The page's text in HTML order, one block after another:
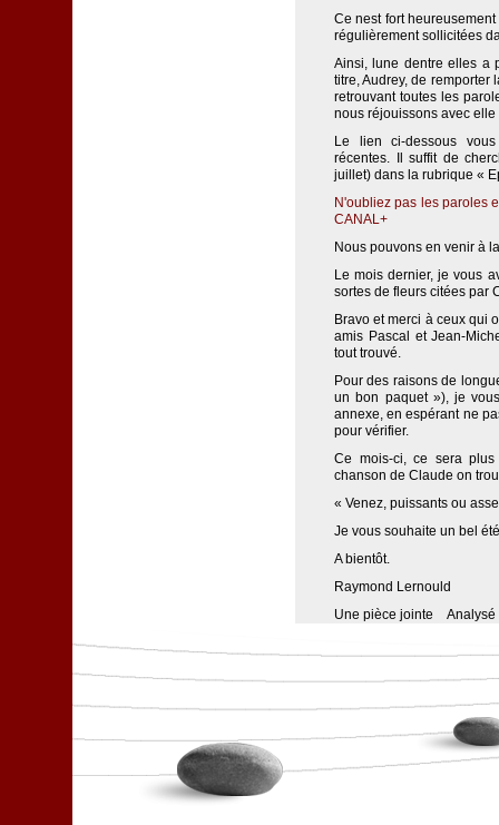
Ce nest fort
régulièrement sollicitées
Ainsi, lune dentre elles
titre, Audrey, de remporter
retrouvant toutes les
nous réjouissons avec
Le lien ci-dessous
récentes. Il suffit de
juillet) dans la rubrique «
N'oubliez pas les paroles
CANAL+
Nous pouvons en venir à
Le mois dernier, je vous
sortes de fleurs citées par
Bravo et merci à ceux qui
amis Pascal et Jean-
tout trouvé.
Pour des raisons de
un bon paquet »), je
annexe, en espérant ne
pour vérifier.
Ce mois-ci, ce sera
chanson de Claude on
« Venez, puissants ou
Je vous souhaite un bel
A bientôt.
Raymond Lernould
Une pièce jointe 